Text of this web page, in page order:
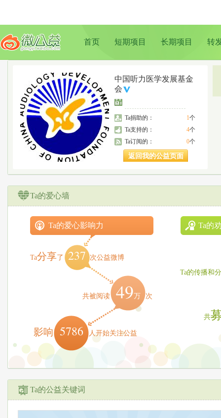
首页 短期项目 长期项目 转
中国听力医学发展基金
会
1个
Ta捐助的：
4个
Ta支持的：
0个
Ta订阅的：
返回我的公益页面
Ta的爱心墙
Ta的爱心影响力
Ta分享了 237 次公益微博
共被阅读 49万 次
影响 5786 人开始关注公益
Ta的
Ta的传播和
共
Ta的公益关键词